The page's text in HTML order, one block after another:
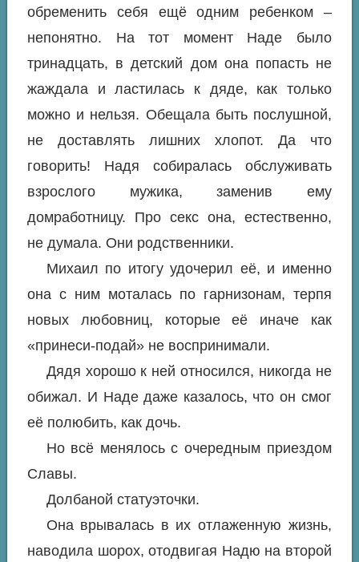
обременить себя ещё одним ребенком –
непонятно. На тот момент Наде было
тринадцать, в детский дом она попасть не
жаждала и ластилась к дяде, как только
можно и нельзя. Обещала быть послушной,
не доставлять лишних хлопот. Да что
говорить! Надя собиралась обслуживать
взрослого мужика, заменив ему
домработницу. Про секс она, естественно,
не думала. Они родственники.
Михаил по итогу удочерил её, и именно
она с ним моталась по гарнизонам, терпя
новых любовниц, которые её иначе как
«принеси-подай» не воспринимали.
Дядя хорошо к ней относился, никогда не
обижал. И Наде даже казалось, что он смог
её полюбить, как дочь.
Но всё менялось с очередным приездом
Славы.
Долбаной статуэточки.
Она врывалась в их отлаженную жизнь,
наводила шорох, отодвигая Надю на второй